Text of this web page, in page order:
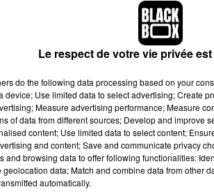
sur un éventuel remaniement. Le chef du
affaires et a quitté les lieux enles
Le respect de votre vie privée
do the following data processing based on your
device; Use limited data to select advertising; Create
Measure advertising performance; Measure
of data from different sources; Develop and improve
content; Use limited data to select content;
and content; Save and communicate privacy
and browsing data to offer following functionalities:
data; Match and combine data from other
automatically.